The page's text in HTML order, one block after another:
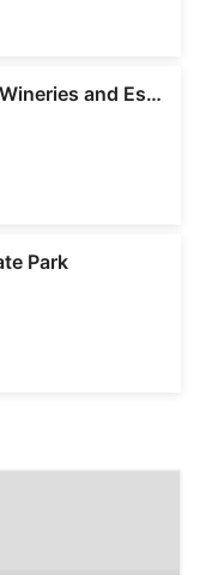
Three Brothers Wineries and Estates
Park